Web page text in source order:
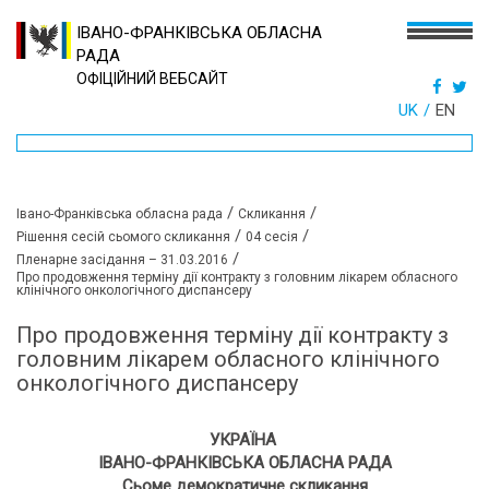
ІВАНО-ФРАНКІВСЬКА ОБЛАСНА
РАДА
ОФІЦІЙНИЙ ВЕБСАЙТ
UK EN
Івано-Франківська обласна рада / Скликання /
Рішення сесій сьомого скликання / 04 сесія /
Пленарне засідання – 31.03.2016 /
Про продовження терміну дії контракту з головним лікарем обласного
клінічного онкологічного диспансеру
Про продовження терміну дії контракту з
головним лікарем обласного клінічного
онкологічного диспансеру
УКРАЇНА
ІВАНО-ФРАНКІВСЬКА ОБЛАСНА РАДА